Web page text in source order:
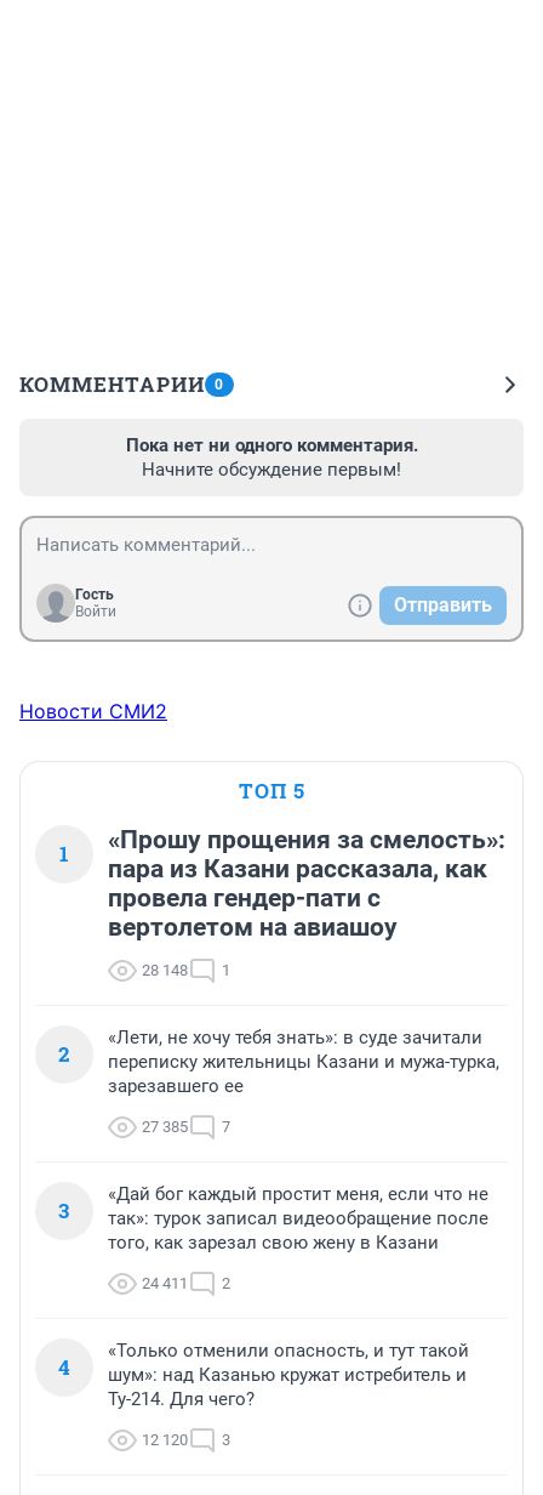
КОММЕНТАРИИ 0
Пока нет ни одного комментария.
Начните обсуждение первым!
Гость
Войти
Отправить
Новости СМИ2
ТОП 5
1
«Прошу прощения за смелость»:
пара из Казани рассказала, как
провела гендер-пати с
вертолетом на авиашоу
28 148 1
2
«Лети, не хочу тебя знать»: в суде зачитали
переписку жительницы Казани и мужа-турка,
зарезавшего ее
27 385 7
3
«Дай бог каждый простит меня, если что не
так»: турок записал видеообращение после
того, как зарезал свою жену в Казани
24 411 2
4
«Только отменили опасность, и тут такой
шум»: над Казанью кружат истребитель и
Ту-214. Для чего?
12 120 3